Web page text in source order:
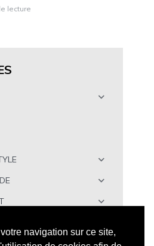
lecture
navigation sur ce site,